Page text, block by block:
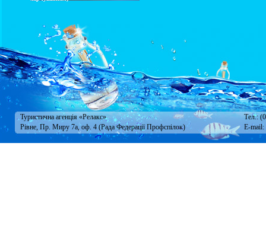
Туристична агенція «Релакс»
Тел.:
Рівне, Пр. Миру 7а, оф. 4 (Рада Федерації Профспілок)
E-mail: